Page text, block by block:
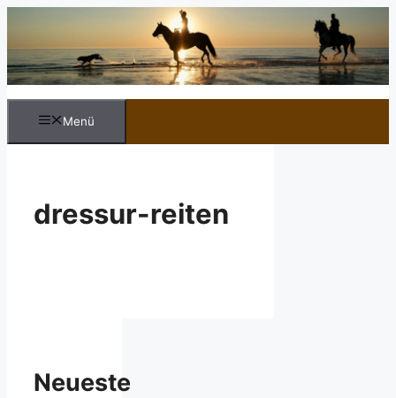
springen
Menü
dressur-reiten
Neueste